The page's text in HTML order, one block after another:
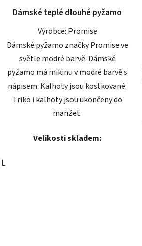
hvězdiček.
Dámské teplé dlouhé pyžamo
Výrobce: Promise
Dámské pyžamo značky Promise ve
světle modré barvě. Dámské
pyžamo má mikinu v modré barvě s
nápisem. Kalhoty jsou kostkované.
Triko i kalhoty jsou ukončeny do
manžet.
Velikosti skladem:
L